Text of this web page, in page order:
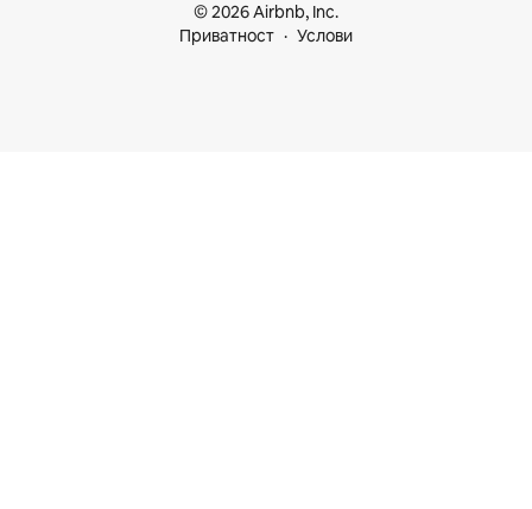
© 2026 Airbnb, Inc.
Приватност
Услови